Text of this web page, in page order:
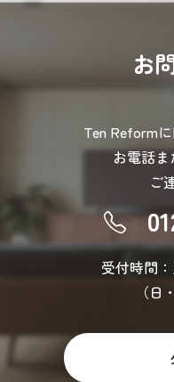
お
Ten Reform
お電話ま
ご
受付時間
（日